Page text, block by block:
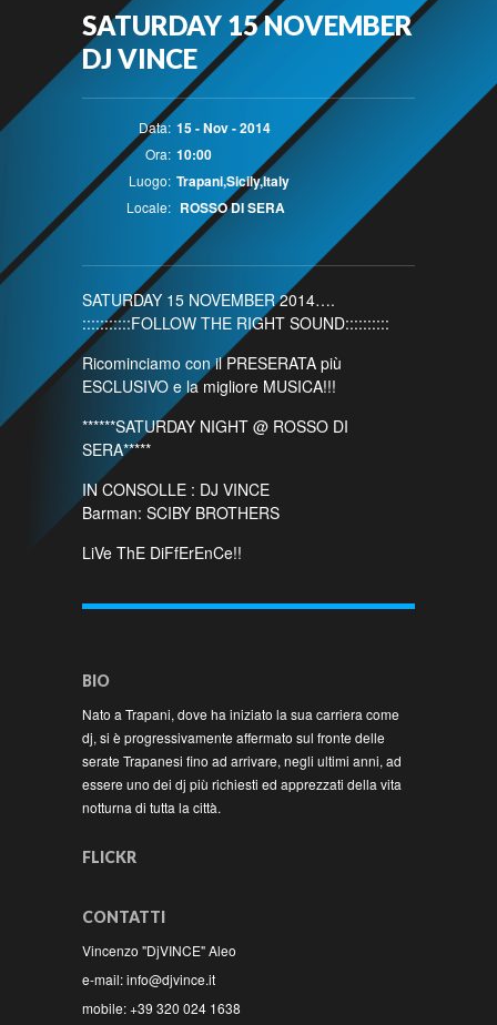
SATURDAY 15 NOVEMBER
DJ VINCE
Data: 15 - Nov - 2014
Ora: 10:00
Luogo: Trapani,Sicily,Italy
Locale: ROSSO DI SERA
SATURDAY 15 NOVEMBER 2014….
:::::::::::FOLLOW THE RIGHT SOUND::::::::::
Ricominciamo con il PRESERATA più
ESCLUSIVO e la migliore MUSICA!!!
******SATURDAY NIGHT @ ROSSO DI
SERA*****
IN CONSOLLE : DJ VINCE
Barman: SCIBY BROTHERS
LiVe ThE DiFfErEnCe!!
BIO
Nato a Trapani, dove ha iniziato la sua carriera come
dj, si è progressivamente affermato sul fronte delle
serate Trapanesi fino ad arrivare, negli ultimi anni, ad
essere uno dei dj più richiesti ed apprezzati della vita
notturna di tutta la città.
FLICKR
CONTATTI
Vincenzo "DjVINCE" Aleo
e-mail: info@djvince.it
mobile: +39 320 024 1638